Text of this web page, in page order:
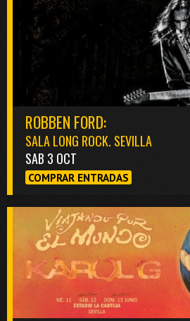
ROBBEN FORD:
SALA LONG ROCK. SEVILLA
SAB 3 OCT
COMPRAR ENTRADAS